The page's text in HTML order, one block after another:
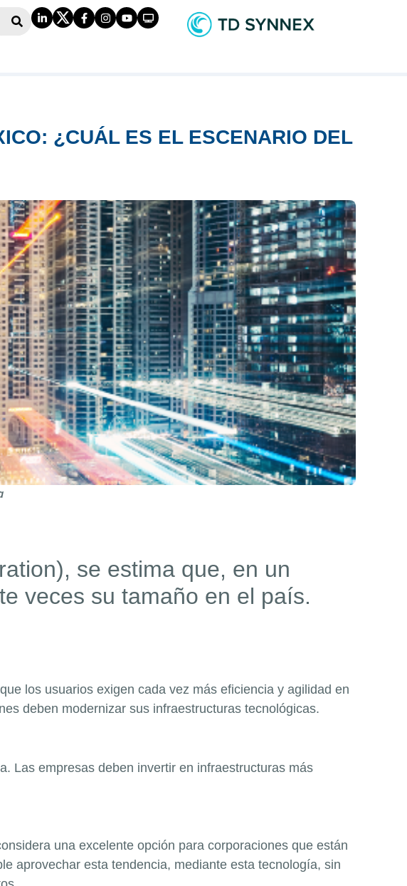
¿CUÁL ES EL ESCENARIO DEL
), se estima que, en un
veces su tamaño en el país.
los usuarios exigen cada vez más eficiencia y agilidad en
deben modernizar sus infraestructuras tecnológicas.
Las empresas deben invertir en infraestructuras más
una excelente opción para corporaciones que están
aprovechar esta tendencia, mediante esta tecnología, sin